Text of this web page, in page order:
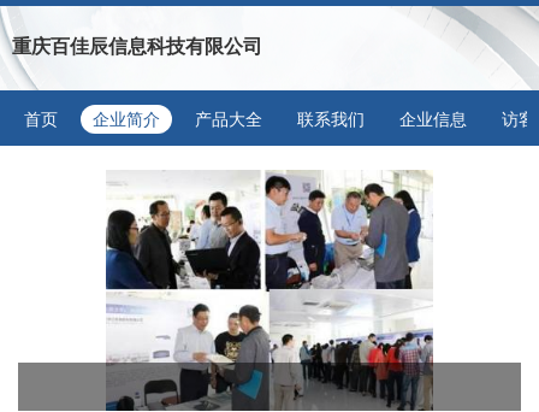
重庆百佳辰信息科技有限公司
首页 企业简介 产品大全 联系我们 企业信息 访客